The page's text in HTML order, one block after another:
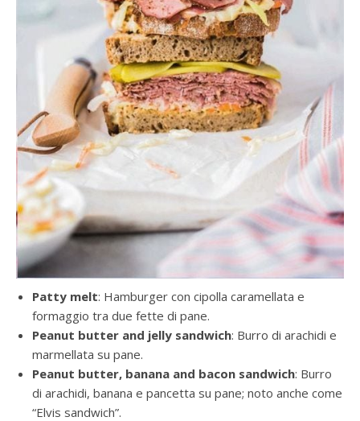
Patty melt: Hamburger con cipolla caramellata e
formaggio tra due fette di pane.
Peanut butter and jelly sandwich: Burro di arachidi e
marmellata su pane.
Peanut butter, banana and bacon sandwich: Burro
di arachidi, banana e pancetta su pane; noto anche come
“Elvis sandwich”.